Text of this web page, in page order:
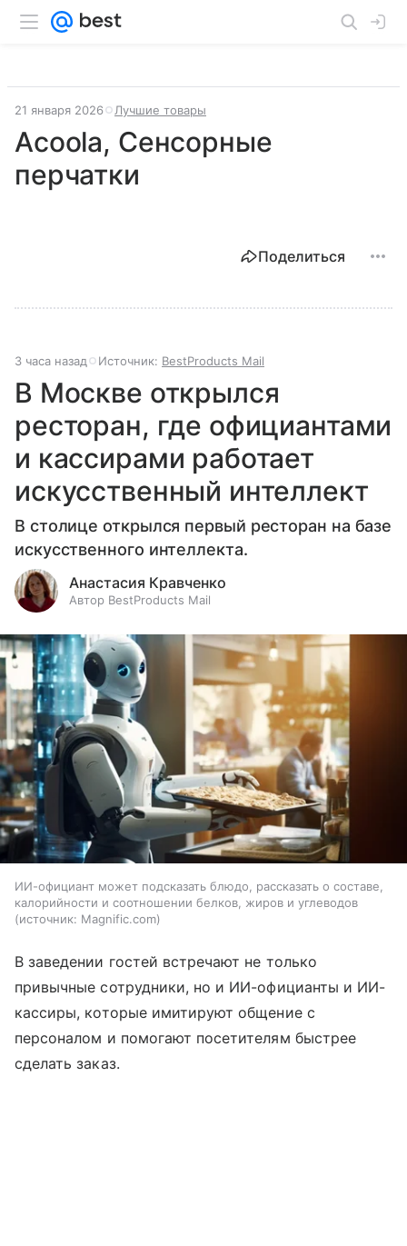
21 января 2026 Лучшие товары
Acoola, Сенсорные
перчатки
Поделиться
3 часа назад Источник: BestProducts Mail
В Москве открылся
ресторан, где официантами
и кассирами работает
искусственный интеллект
В столице открылся первый ресторан на базе
искусственного интеллекта.
Анастасия Кравченко
Автор BestProducts Mail
ИИ-официант может подсказать блюдо, рассказать о составе,
калорийности и соотношении белков, жиров и углеводов
источник: Magnific.com
В заведении гостей встречают не только
привычные сотрудники, но и ИИ-официанты и ИИ-
кассиры, которые имитируют общение с
персоналом и помогают посетителям быстрее
сделать заказ.